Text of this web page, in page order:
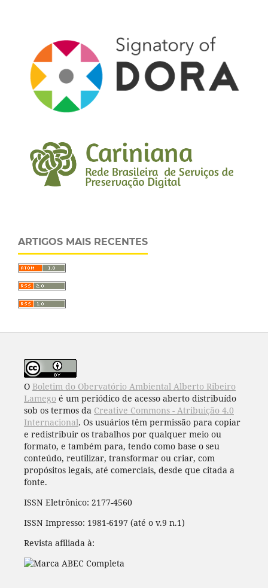
ARTIGOS MAIS RECENTES
O Boletim do Obervatório Ambiental Alberto Ribeiro
Lamego é um periódico de acesso aberto distribuído
sob os termos da Creative Commons - Atribuição 4.0
Internacional. Os usuários têm permissão para copiar
e redistribuir os trabalhos por qualquer meio ou
formato, e também para, tendo como base o seu
conteúdo, reutilizar, transformar ou criar, com
propósitos legais, até comerciais, desde que citada a
fonte.
ISSN Eletrônico: 2177-4560
ISSN Impresso: 1981-6197 (até o v.9 n.1)
Revista afiliada à: